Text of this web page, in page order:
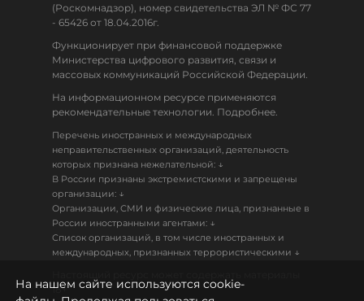
(Роскомнадзор), номер свидетельства ЭЛ № ФС 77
- 65426 от 18.04.2016г.
Функционирует при финансовой поддержке
Министерства цифрового развития, связи и
массовых коммуникаций Российской Федерации.
На информационном ресурсе применяются
рекомендательные технологии. Подробнее.
Перечень иностранных и международных
неправительственных организаций, деятельность
которых признана нежелательной: ↓
В России признаны экстремистскими и запрещены
организации: ↓
Организации, СМИ и физические лица, признанные в
России иностранными агентами: ↓
Список организаций, в том числе иностранных и
международных, признанных террористическими ↓
18+
На нашем сайте используются cookie-